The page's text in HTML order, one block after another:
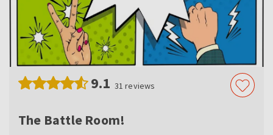
9.1 31 reviews
The Battle Room!